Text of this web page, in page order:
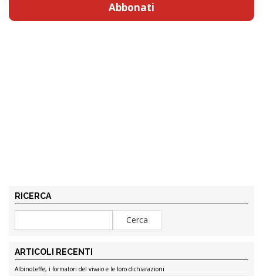
Abbonati
RICERCA
ARTICOLI RECENTI
AlbinoLeffe, i formatori del vivaio e le loro dichiarazioni